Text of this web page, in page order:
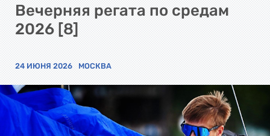
Вечерняя регата по средам
2026 [8]
24 ИЮНЯ 2026 МОСКВА